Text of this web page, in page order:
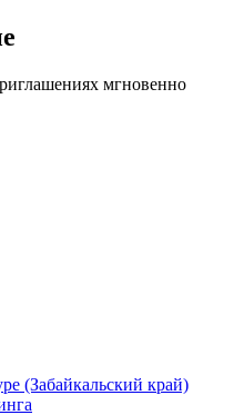
мгновенно
(Забайкальский край)